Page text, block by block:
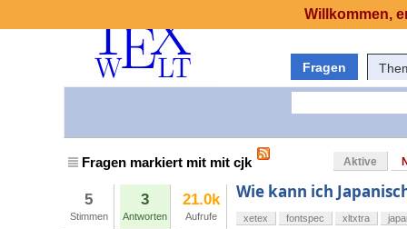
Fragen
Fragen markiert mit mit cjk Aktive
5
Stimmen
3
Antworten
21.0k
Aufrufe
Wie kann ich
xetex fontspec xltxtra
Willkommen,